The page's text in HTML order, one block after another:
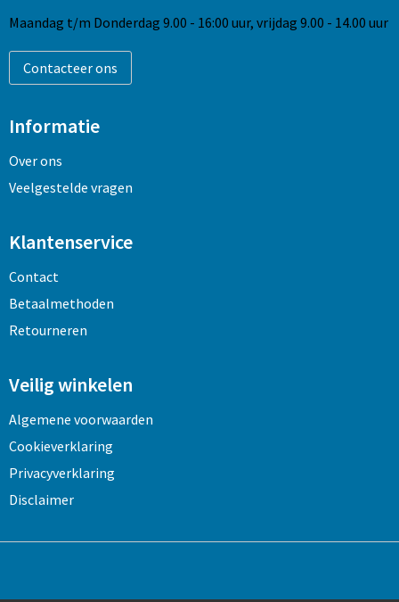
Maandag t/m Donderdag 9.00 - 16:00 uur, vrijdag 9.00 - 14.00 uur
Contacteer ons
Informatie
Over ons
Veelgestelde vragen
Klantenservice
Contact
Betaalmethoden
Retourneren
Veilig winkelen
Algemene voorwaarden
Cookieverklaring
Privacyverklaring
Disclaimer